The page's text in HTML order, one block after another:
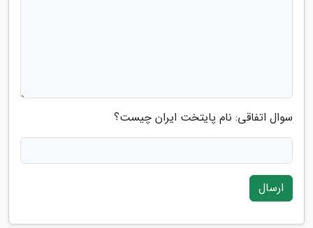
سوال اتفاقی: نام پایتخت ایران چیست؟
ارسال